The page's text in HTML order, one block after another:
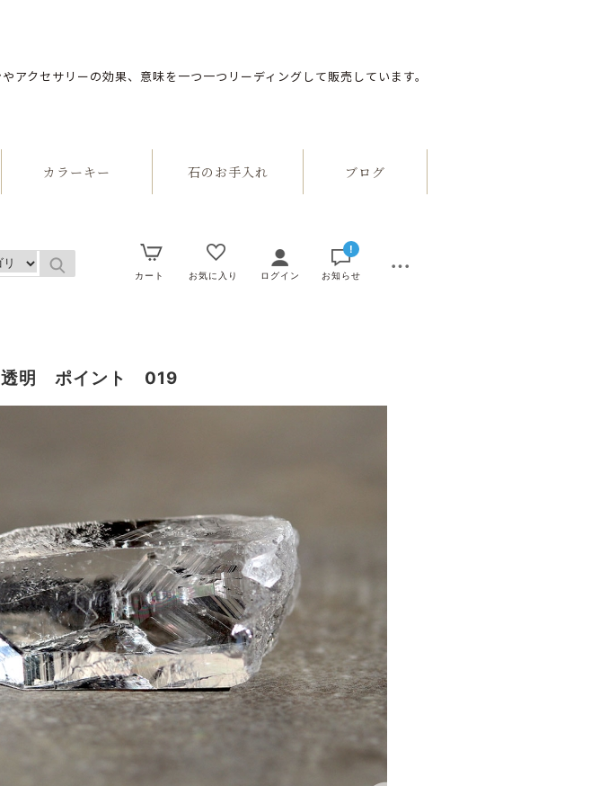
アクセサリーの効果、意味を一つ一つリーディングして販売しています。
カラーキー 石のお手入れ ブログ
カート お気に入り ログイン
!
お知らせ
明 ポイント 019